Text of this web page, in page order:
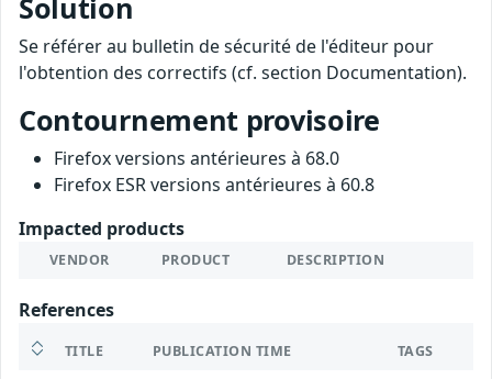
Solution
Se référer au bulletin de sécurité de l'éditeur pour
l'obtention des correctifs (cf. section Documentation).
Contournement provisoire
Firefox versions antérieures à 68.0
Firefox ESR versions antérieures à 60.8
Impacted products
VENDOR PRODUCT DESCRIPTION
References
TITLE PUBLICATION TIME TAGS